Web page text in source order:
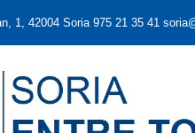
1, 42004 Soria 975 21 35 41